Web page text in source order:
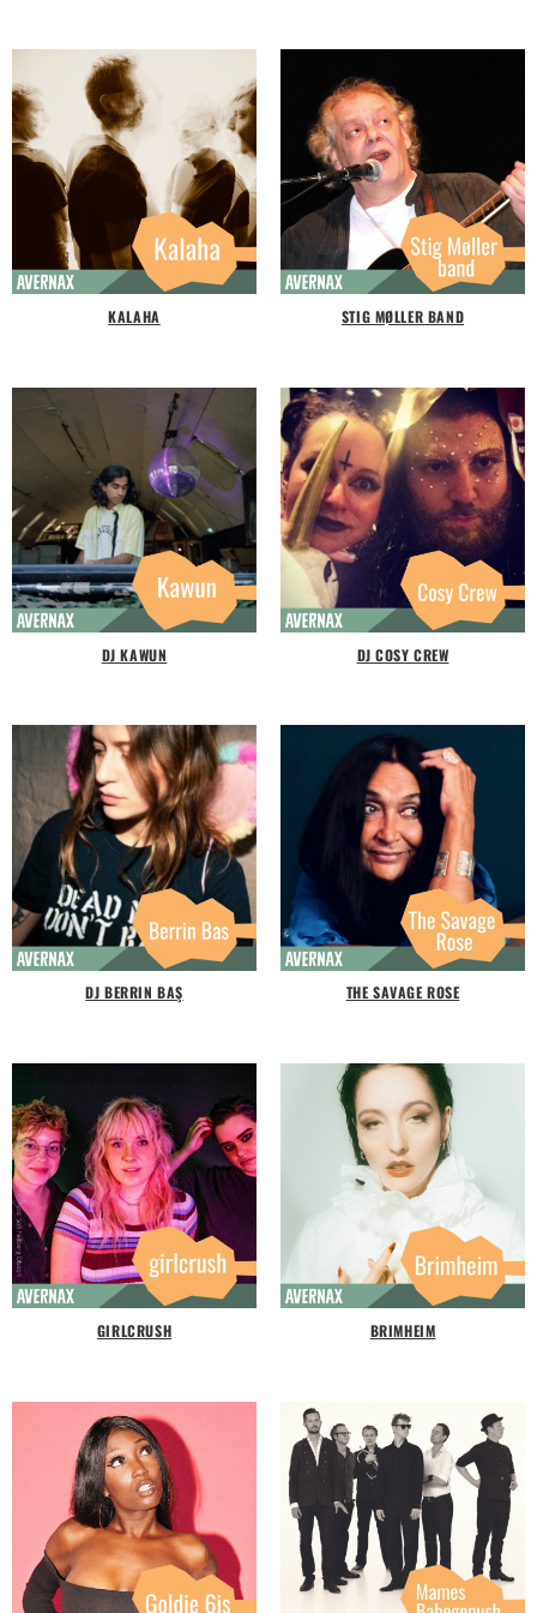
KALAHA STIG MØLLER BAND
DJ KAWUN DJ COSY CREW
DJ BERRIN BAŞ THE SAVAGE ROSE
GIRLCRUSH BRIMHEIM